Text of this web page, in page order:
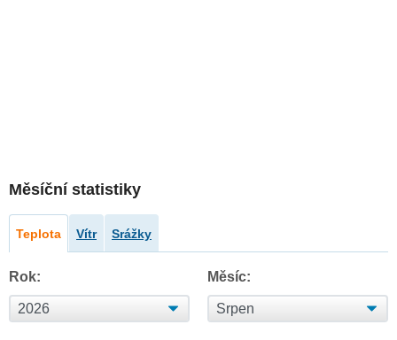
Měsíční statistiky
Teplota Vítr Srážky
Rok: Měsíc: